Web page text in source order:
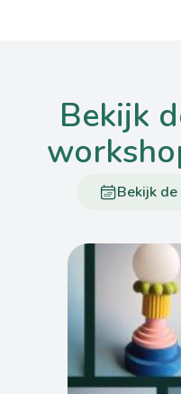
bekijk de geplande
Bekijk